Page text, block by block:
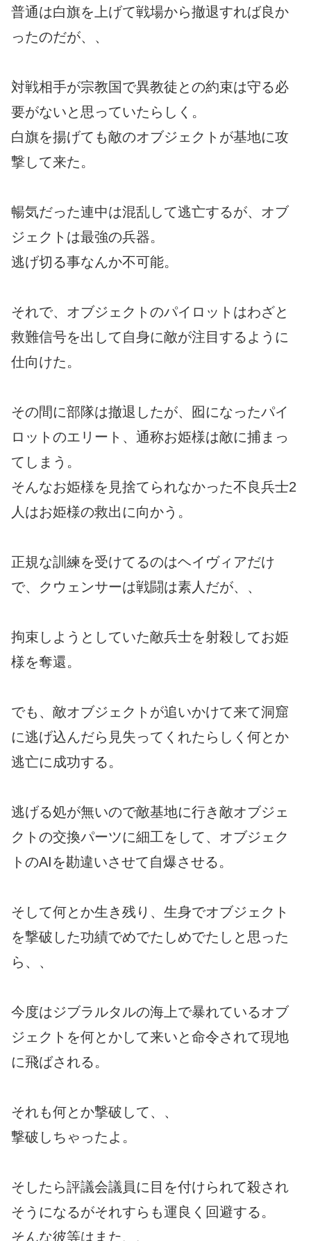
普通は白旗を上げて戦場から撤退すれば良か
ったのだが、、
対戦相手が宗教国で異教徒との約束は守る必
要がないと思っていたらしく。
白旗を揚げても敵のオブジェクトが基地に攻
撃して来た。
暢気だった連中は混乱して逃亡するが、オブ
ジェクトは最強の兵器。
逃げ切る事なんか不可能。
それで、オブジェクトのパイロットはわざと
救難信号を出して自身に敵が注目するように
仕向けた。
その間に部隊は撤退したが、囮になったパイ
ロットのエリート、通称お姫様は敵に捕まっ
てしまう。
そんなお姫様を見捨てられなかった不良兵士2
人はお姫様の救出に向かう。
正規な訓練を受けてるのはヘイヴィアだけ
で、クウェンサーは戦闘は素人だが、、
拘束しようとしていた敵兵士を射殺してお姫
様を奪還。
でも、敵オブジェクトが追いかけて来て洞窟
に逃げ込んだら見失ってくれたらしく何とか
逃亡に成功する。
逃げる処が無いので敵基地に行き敵オブジェ
クトの交換パーツに細工をして、オブジェク
トのAIを勘違いさせて自爆させる。
そして何とか生き残り、生身でオブジェクト
を撃破した功績でめでたしめでたしと思った
ら、、
今度はジブラルタルの海上で暴れているオブ
ジェクトを何とかして来いと命令されて現地
に飛ばされる。
それも何とか撃破して、、
撃破しちゃったよ。
そしたら評議会議員に目を付けられて殺され
そうになるがそれすらも運良く回避する。
そんな彼等はまた、、